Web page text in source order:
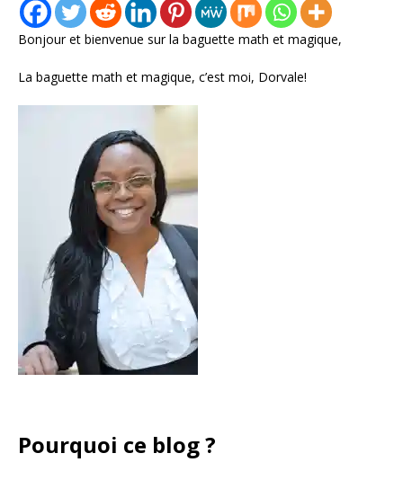
Bonjour et bienvenue sur la baguette math et magique,
La baguette math et magique, c’est moi, Dorvale!
Pourquoi ce blog ?